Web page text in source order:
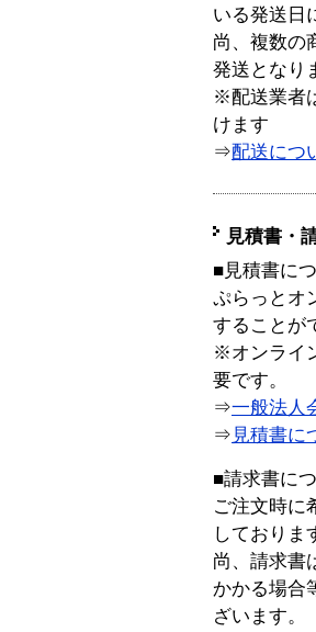
いる発送日
尚、複数の
発送となり
※配送業者
けます
⇒配送につ
見積書・
■見積書に
ぷらっとオ
することが
※オンライ
要です。
⇒一般法人
⇒ 見積書に
■請求書に
ご注文時に
しておりま
尚、請求書
かかる場合
ざいます。